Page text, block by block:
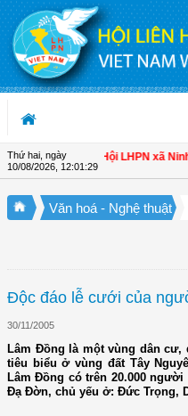
Truy cập nội dung luôn
Thứ hai, ngày
10/08/2026, 12:01:30
nữ làm chủ | Hội LHPN xã Ninh
Văn hoá - Nghệ thuật
Độc đáo lễ cưới của
30/11/2005
Lâm Đồng là một vùng dân cư,
tiêu biểu ở vùng đất Tây
Lâm Đồng có trên 20.000
Đạ Đờn, chủ yếu ở: Đức Trọng,